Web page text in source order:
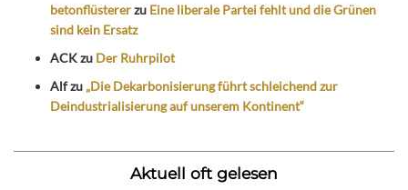
betonflüstererzu Eine liberale Partei fehlt und die Grünen
sind kein Ersatz
ACKzu Der Ruhrpilot
Alfzu „Die Dekarbonisierung führt schleichend zur
Deindustrialisierung auf unserem Kontinent“
Aktuell oft gelesen